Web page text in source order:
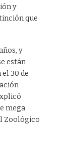
y
que
y
están
30 de
mega
Zoológico